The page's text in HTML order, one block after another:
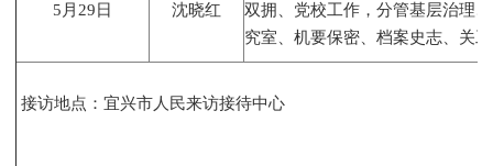
5月29日 沈晓红
双拥、党校工作，分管基层治理
究室、机要保密、档案史志、关
接访地点：宜兴市人民来访接待中心